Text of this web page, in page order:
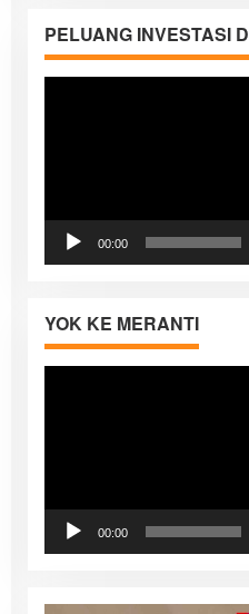
PELUANG INVESTASI
00:00
YOK KE MERANTI
00:00